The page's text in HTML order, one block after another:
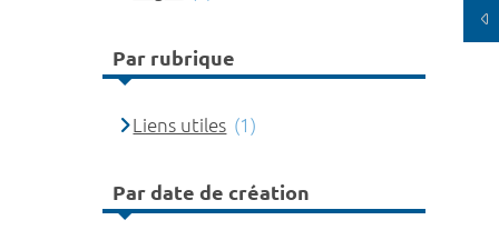
Par rubrique
Liens utiles (1)
Par date de création